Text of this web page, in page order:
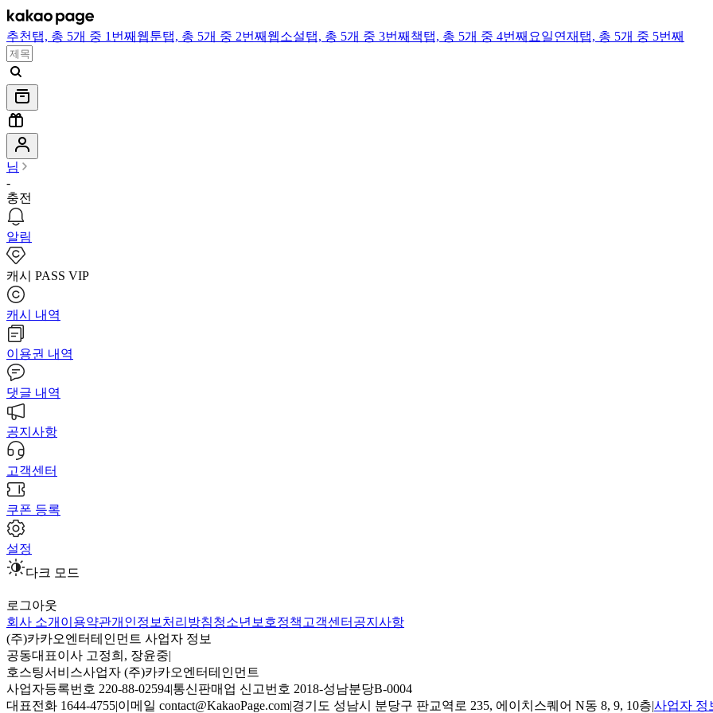
추천 탭, 총 5개 중 1번째 웹툰탭, 총 5개 중 2번째 웹소설탭, 총 5개 중 3번째 책탭, 총 5개 중 4번째 요일연재 탭, 총 5개 중 5번째
님
-
충전
알림
캐시 PASS VIP
캐시 내역
이용권 내역
댓글 내역
공지사항
고객센터
쿠폰 등록
설정
다크 모드
로그아웃
회사 소개 이용약관개인정보처리방침청소년보호정책 고객센터 공지사항
(주)카카오엔터테인먼트 사업자 정보
공동대표이사 고정희, 장윤중|
호스팅서비스사업자 (주)카카오엔터테인먼트
사업자등록번호 220-88-02594|통신판매업 신고번호 2018-성남분당B-0004
대표전화 1644-4755|이메일 contact@KakaoPage.com|경기도 성남시 분당구 판교역로 235, 에이치스퀘어 N동 8, 9, 10층|사업자 정